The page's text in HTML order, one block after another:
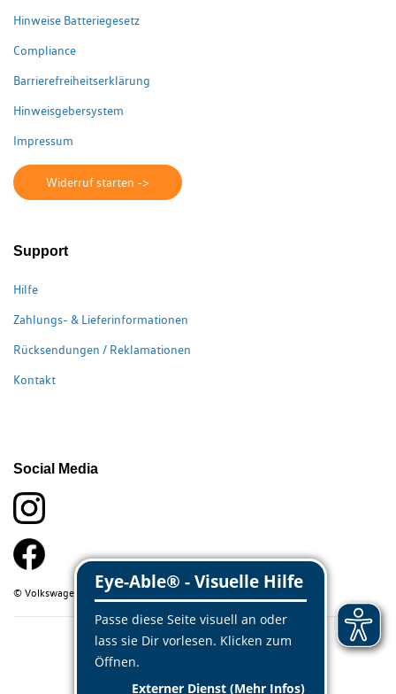
Hinweise Batteriegesetz
Compliance
Barrierefreiheitserklärung
Hinweisgebersystem
Impressum
Widerruf starten ->
Support
Hilfe
Zahlungs- & Lieferinformationen
Rücksendungen / Reklamationen
Kontakt
Social Media
© Volkswagen Classic Parts 2026